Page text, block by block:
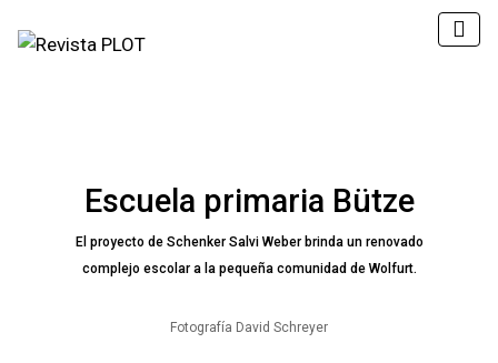
Escuela primaria Bütze
El proyecto de Schenker Salvi Weber brinda un renovado
complejo escolar a la pequeña comunidad de Wolfurt.
Fotografía David Schreyer